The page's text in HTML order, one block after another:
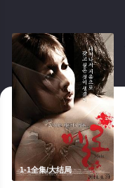
1-1全集/大结局